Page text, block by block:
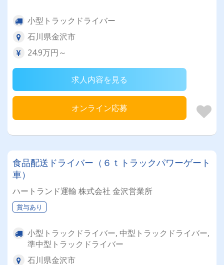
小型トラックドライバー
石川県金沢市
24.9万円～
求人内容を見る
オンライン応募
食品配送ドライバー（６ｔトラックパワーゲート
車）
ハートランド運輸 株式会社 金沢営業所
賞与あり
小型トラックドライバー, 中型トラックドライバー,
準中型トラックドライバー
石川県金沢市